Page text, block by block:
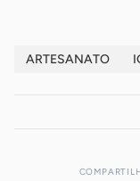
ARTESANATO